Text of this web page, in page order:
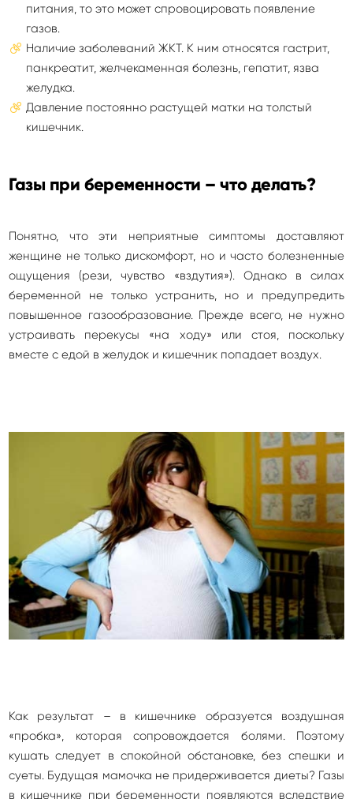
питания, то это может спровоцировать появление
газов.
Наличие заболеваний ЖКТ. К ним относятся гастрит,
панкреатит, желчекаменная болезнь, гепатит, язва
желудка.
Давление постоянно растущей матки на толстый
кишечник.
Газы при беременности – что делать?
Понятно, что эти неприятные симптомы доставляют
женщине не только дискомфорт, но и часто болезненные
ощущения (рези, чувство «вздутия»). Однако в силах
беременной не только устранить, но и предупредить
повышенное газообразование. Прежде всего, не нужно
устраивать перекусы «на ходу» или стоя, поскольку
вместе с едой в желудок и кишечник попадает воздух.
Как результат – в кишечнике образуется воздушная
«пробка», которая сопровождается болями. Поэтому
кушать следует в спокойной обстановке, без спешки и
суеты. Будущая мамочка не придерживается диеты? Газы
в кишечнике при беременности появляются вследствие